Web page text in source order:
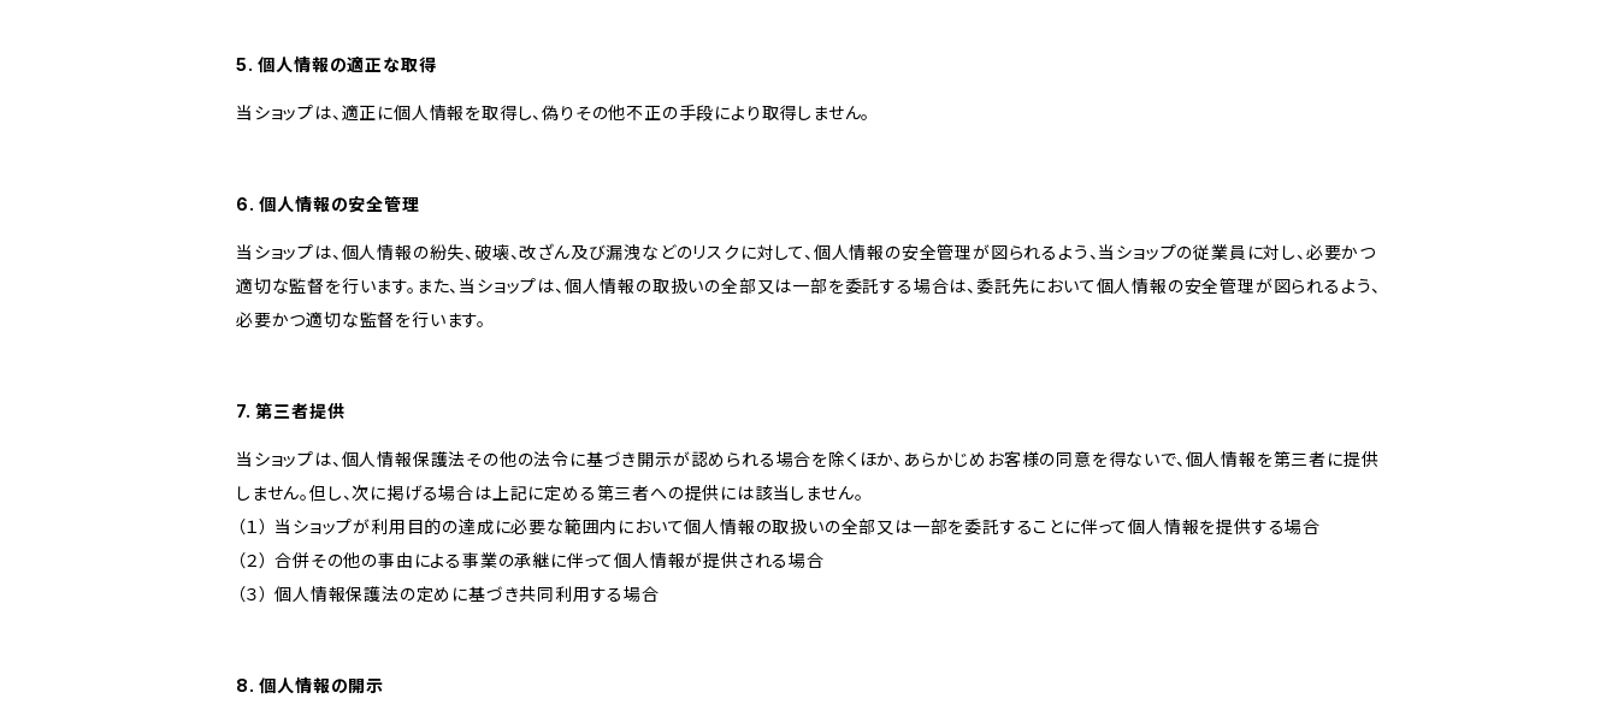
5. 個人情報の適正な取得
当ショップは、適正に個人情報を取得し、偽りその他不正の手段により取得しません。
6. 個人情報の安全管理
当ショップは、個人情報の紛失、破壊、改ざん及び漏洩などのリスクに対して、個人情報の安全管理が図られるよう、当ショップの従業員に対し、必要かつ
適切な監督を行います。また、当ショップは、個人情報の取扱いの全部又は一部を委託する場合は、委託先において個人情報の安全管理が図られるよう、
必要かつ適切な監督を行います。
7. 第三者提供
当ショップは、個人情報保護法その他の法令に基づき開示が認められる場合を除くほか、あらかじめお客様の同意を得ないで、個人情報を第三者に提供
しません。但し、次に掲げる場合は上記に定める第三者への提供には該当しません。
（１） 当ショップが利用目的の達成に必要な範囲内において個人情報の取扱いの全部又は一部を委託することに伴って個人情報を提供する場合
（２） 合併その他の事由による事業の承継に伴って個人情報が提供される場合
（３） 個人情報保護法の定めに基づき共同利用する場合
8. 個人情報の開示